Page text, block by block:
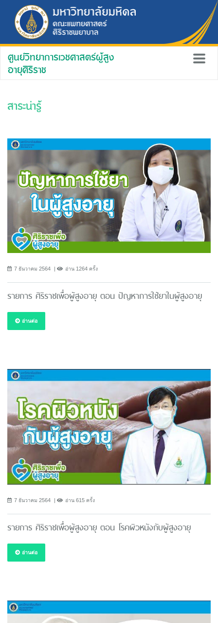
ศูนย์วิทยาการเวชศาสตร์ผู้สูง
อายุศิริราช
สาระน่ารู้
7 ธันวาคม 2564 อ่าน 1264 ครั้ง
รายการ ศิริราชเพื่อผู้สูงอายุ ตอน ปัญหาการใช้ยาในผู้สูงอายุ
อ่านต่อ
7 ธันวาคม 2564 อ่าน 615 ครั้ง
รายการ ศิริราชเพื่อผู้สูงอายุ ตอน โรคผิวหนังกับผู้สูงอายุ
อ่านต่อ